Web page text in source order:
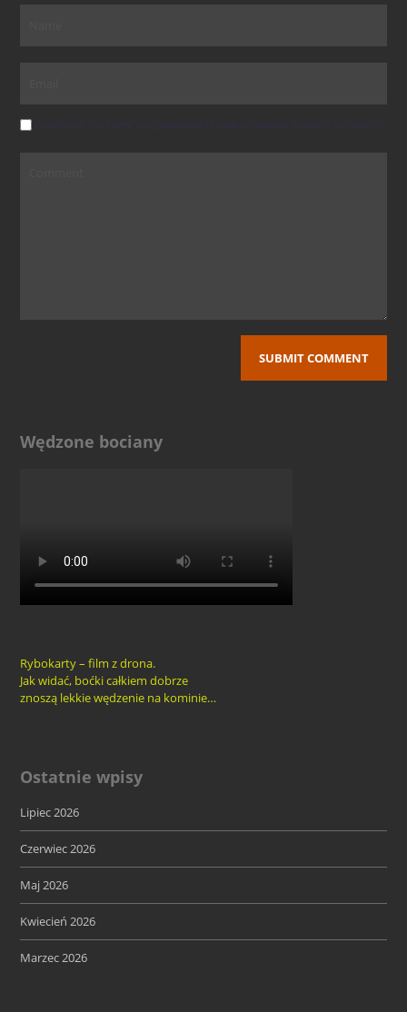
Zapamiętaj moje dane w tej przeglądarce podczas pisania kolejnych komentarzy.
Wędzone bociany
Rybokarty – film z drona.
Jak widać, boćki całkiem dobrze
znoszą lekkie wędzenie na kominie…
Ostatnie wpisy
Lipiec 2026
Czerwiec 2026
Maj 2026
Kwiecień 2026
Marzec 2026